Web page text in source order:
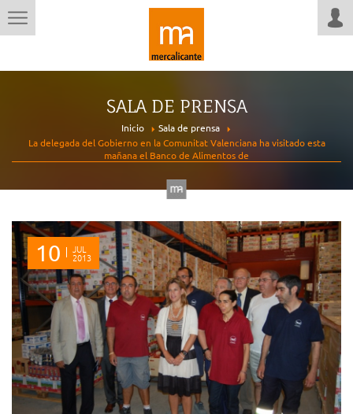
SALA DE PRENSA
Inicio
Sala de prensa
La delegada del Gobierno en la Comunitat Valenciana ha visitado esta
mañana el Banco de Alimentos de
10 JUL
2013